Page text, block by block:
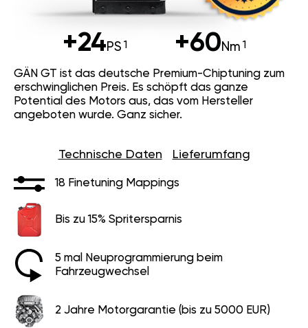
+24PS +60Nm
GÄN GT ist das deutsche Premium-Chiptuning zum
erschwinglichen Preis. Es schöpft das ganze
Potential des Motors aus, das vom Hersteller
angeboten wurde. Ganz sicher.
Technische Daten Lieferumfang
18 Finetuning Mappings
Bis zu 15% Spritersparnis
5 mal Neuprogrammierung beim
Fahrzeugwechsel
2 Jahre Motorgarantie (bis zu 5000 EUR)